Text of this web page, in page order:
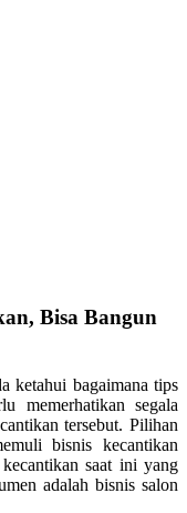
Bisa Bangun
ketahui bagaimana tips
memerhatikan segala
tersebut. Pilihan
bisnis kecantikan
saat ini yang
adalah bisnis salon